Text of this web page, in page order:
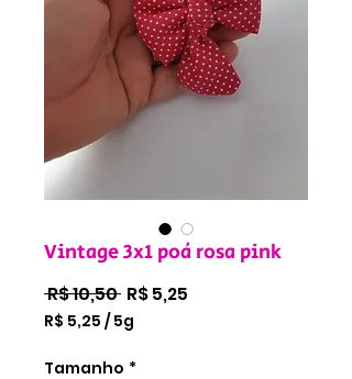
Vintage 3x1 poá rosa pink
R$ 10,50 Preço
normal
R$ 5,25
R$ 5,25 /5g
por
Tamanho *